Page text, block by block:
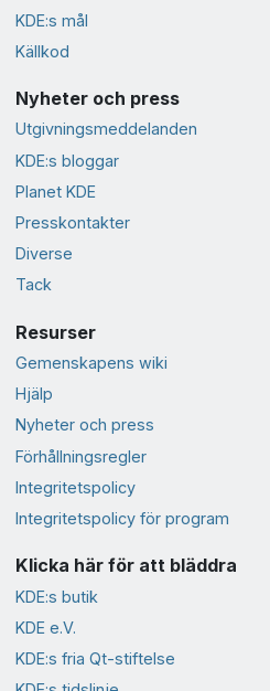
KDE:s mål
Källkod
Nyheter och press
Utgivningsmeddelanden
KDE:s bloggar
Planet KDE
Presskontakter
Diverse
Tack
Resurser
Gemenskapens wiki
Hjälp
Nyheter och press
Förhållningsregler
Integritetspolicy
Integritetspolicy för program
Klicka här för att bläddra
KDE:s butik
KDE e.V.
KDE:s fria Qt-stiftelse